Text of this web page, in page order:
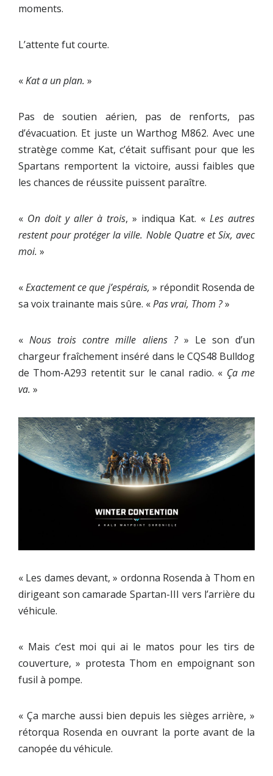
moments.
L’attente fut courte.
«Kat a un plan. »
Pas de soutien aérien, pas de renforts, pas
d’évacuation. Et juste un Warthog M862. Avec une
stratège comme Kat, c’était suffisant pour que les
Spartans remportent la victoire, aussi faibles que
les chances de réussite puissent paraître.
« On doit y aller à trois, » indiqua Kat. « Les autres
restent pour protéger la ville. Noble Quatre et Six, avec
moi. »
«Exactement ce que j’espérais, » répondit Rosenda de
sa voix trainante mais sûre. «Pas vrai, Thom ?»
«Nous trois contre mille aliens ?» Le son d’un
chargeur fraîchement inséré dans le CQS48 Bulldog
de Thom-A293 retentit sur le canal radio. « Ça me
va. »
« Les dames devant, » ordonna Rosenda à Thom en
dirigeant son camarade Spartan-III vers l’arrière du
véhicule.
« Mais c’est moi qui ai le matos pour les tirs de
couverture, » protesta Thom en empoignant son
fusil à pompe.
« Ça marche aussi bien depuis les sièges arrière, »
rétorqua Rosenda en ouvrant la porte avant de la
canopée du véhicule.